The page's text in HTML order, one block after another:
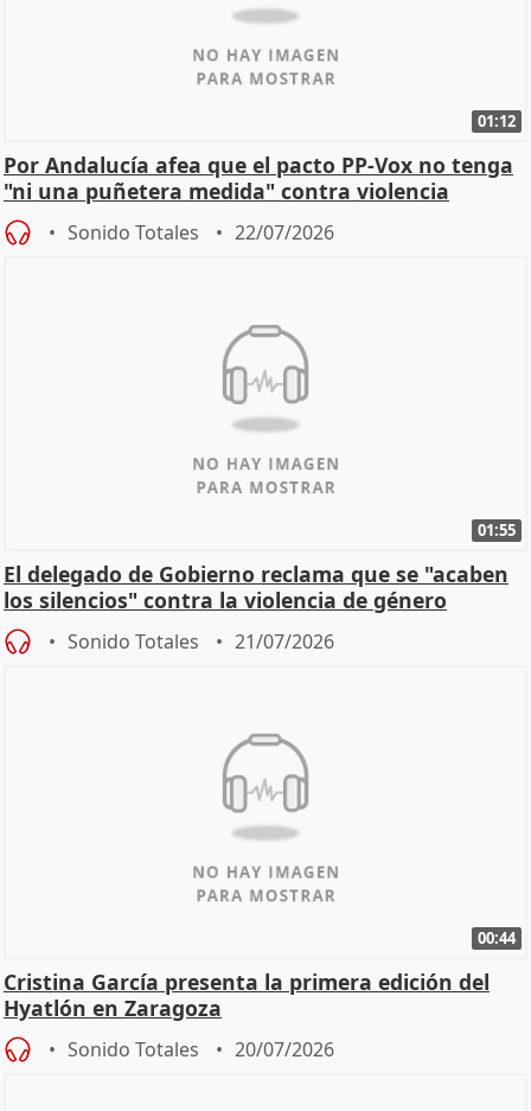
01:12
Por Andalucía afea que el pacto PP-Vox no tenga
"ni una puñetera medida" contra violencia
machista
Sonido Totales 22/07/2026
01:55
El delegado de Gobierno reclama que se "acaben
los silencios" contra la violencia de género
Sonido Totales 21/07/2026
00:44
Cristina García presenta la primera edición del
Hyatlón en Zaragoza
Sonido Totales 20/07/2026